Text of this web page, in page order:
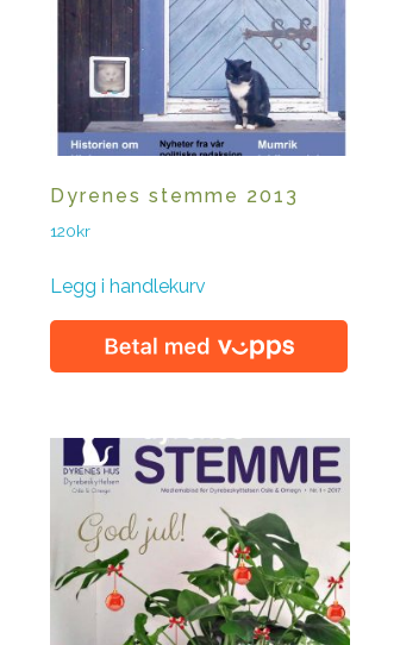
Dyrenes stemme 2013
120kr
Legg i handlekurv